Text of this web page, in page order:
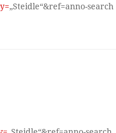
„Steidle“&ref=anno-search